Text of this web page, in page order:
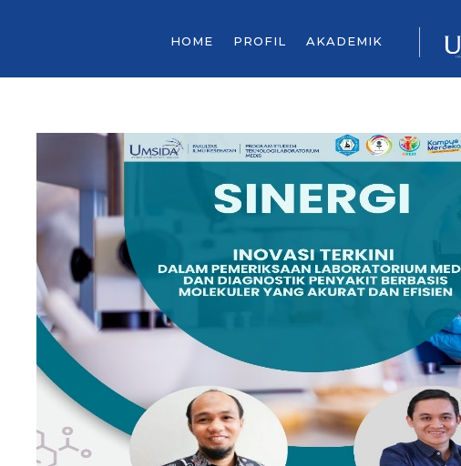
HOME PROFIL AKADEMIK